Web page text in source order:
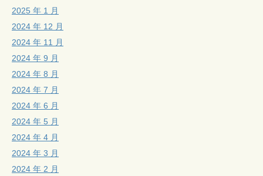
2025 年 1 月
2024 年 12 月
2024 年 11 月
2024 年 9 月
2024 年 8 月
2024 年 7 月
2024 年 6 月
2024 年 5 月
2024 年 4 月
2024 年 3 月
2024 年 2 月